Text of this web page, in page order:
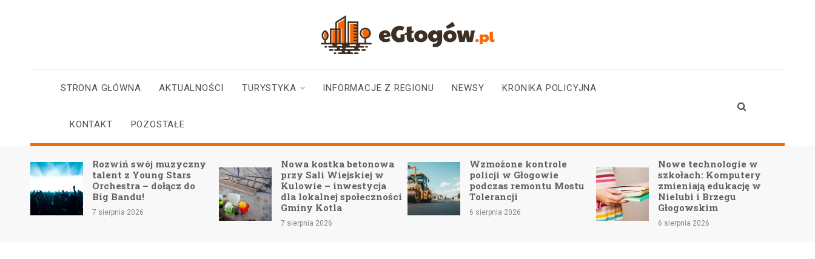
STRONA GŁÓWNA AKTUALNOŚCI TURYSTYKA INFORMACJE Z REGIONU NEWSY KRONIKA POLICYJNA
KONTAKT POZOSTAŁE
Rozwiń swój muzyczny
talent z Young Stars
Orchestra – dołącz do
Big Bandu!
7 sierpnia 2026
Nowa kostka betonowa
przy Sali Wiejskiej w
Kulowie – inwestycja
dla lokalnej społeczności
Gminy Kotla
7 sierpnia 2026
Wzmożone kontrole
policji w Głogowie
podczas remontu Mostu
Tolerancji
6 sierpnia 2026
Nowe technologie w
szkołach: Komputery
zmieniają edukację w
Nielubi i Brzegu
Głogowskim
6 sierpnia 2026